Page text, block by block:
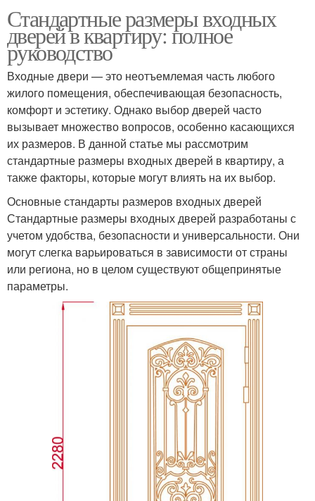
Стандартные размеры входных
дверей в квартиру: полное
руководство
Входные двери — это неотъемлемая часть любого
жилого помещения, обеспечивающая безопасность,
комфорт и эстетику. Однако выбор дверей часто
вызывает множество вопросов, особенно касающихся
их размеров. В данной статье мы рассмотрим
стандартные размеры входных дверей в квартиру, а
также факторы, которые могут влиять на их выбор.
Основные стандарты размеров входных дверей
Стандартные размеры входных дверей разработаны с
учетом удобства, безопасности и универсальности. Они
могут слегка варьироваться в зависимости от страны
или региона, но в целом существуют общепринятые
параметры.